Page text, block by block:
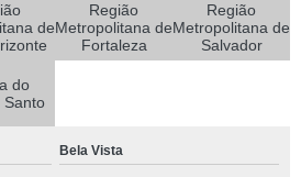
de
Região
Metropolitana de
Fortaleza
Região
Metropolitana de
Salvador
do
Santo
Bela Vista